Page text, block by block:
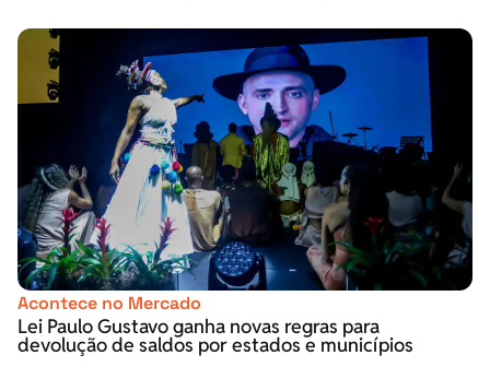
Acontece no Mercado
Lei Paulo Gustavo ganha novas regras para
devolução de saldos por estados e municípios